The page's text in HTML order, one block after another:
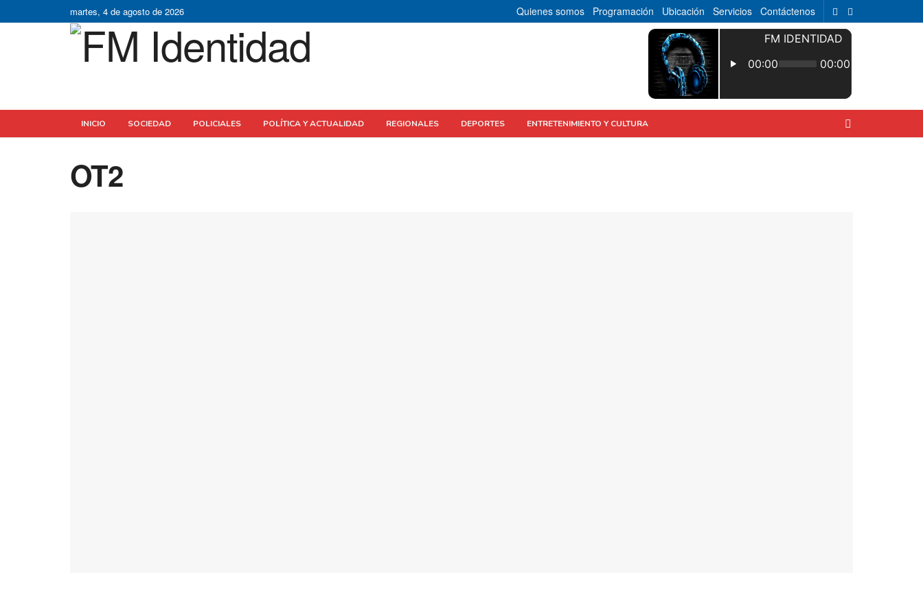
martes, 4 de agosto de 2026 Quienes somos Programación Ubicación Servicios Contáctenos
INICIO SOCIEDAD POLICIALES POLÍTICA Y ACTUALIDAD REGIONALES DEPORTES ENTRETENIMIENTO Y CULTURA
OT2